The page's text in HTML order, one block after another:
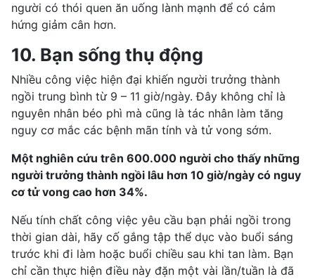
người có thói quen ăn uống lành mạnh để có cảm
hứng giảm cân hơn.
10. Bạn sống thụ động
Nhiều công việc hiện đại khiến người trưởng thành
ngồi trung bình từ 9 – 11 giờ/ngày. Đây không chỉ là
nguyên nhân béo phì mà cũng là tác nhân làm tăng
nguy cơ mắc các bệnh mãn tính và tử vong sớm.
Một nghiên cứu trên 600.000 người cho thấy những
người trưởng thành ngồi lâu hơn 10 giờ/ngày có nguy
cơ tử vong cao hơn 34%.
Nếu tính chất công việc yêu cầu bạn phải ngồi trong
thời gian dài, hãy cố gắng tập thể dục vào buổi sáng
trước khi đi làm hoặc buổi chiều sau khi tan làm. Bạn
chỉ cần thực hiện điều này đặn một vài lần/tuần là đã